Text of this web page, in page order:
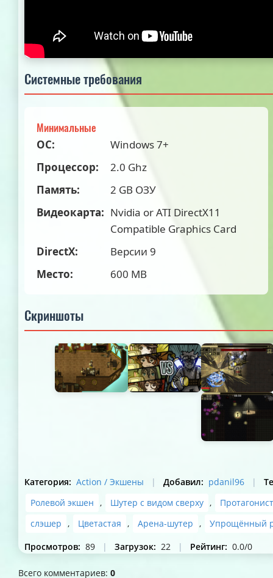
Системные требования
Минимальные
ОС:
Windows 7+
Процессор:
2.0 Ghz
Память:
2 GB ОЗУ
Видеокарта: Nvidia or ATI DirectX11
Compatible Graphics Card
DirectX:
Версии 9
Место:
600 MB
Скриншоты
Категория: Action / Экшены | Добавил: pdanil96 |
Ролевой экшен , Шутер с видом сверху ,
слэшер , Цветастая , Арена-шутер ,
Упрощённый
Просмотров: 89 | Загрузок: 22 | Рейтинг: 0.0/0
Всего комментариев: 0